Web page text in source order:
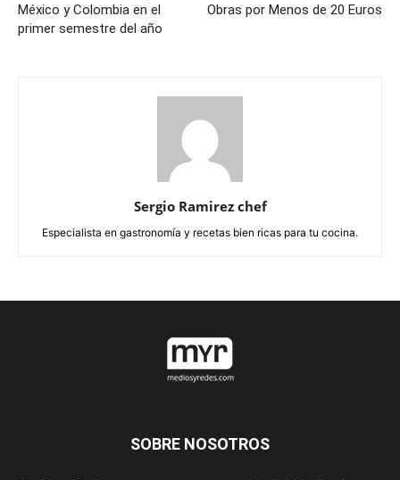
México y Colombia en el
primer semestre del año
Obras por Menos de 20 Euros
Sergio Ramirez chef
Especialista en gastronomía y recetas bien ricas para tu cocina.
SOBRE NOSOTROS